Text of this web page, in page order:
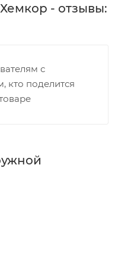
Хемкор - отзывы:
с
кто поделится